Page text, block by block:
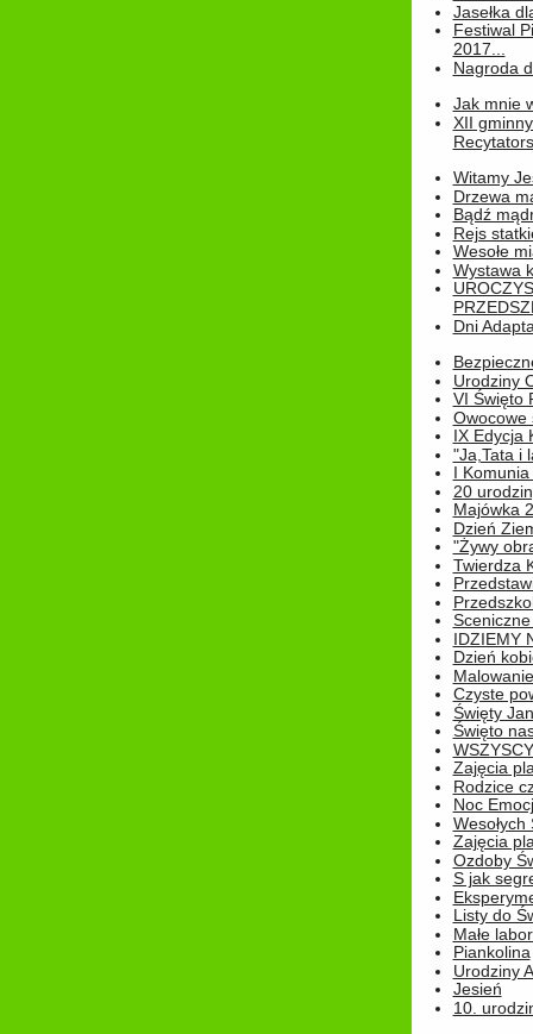
Jasełka
Festiwal
2017...
Nagroda
Jak mnie
XII
Witamy
Drzewa
Bądź
Rejs
Wesołe
Wystawa
Dni
Urodziny
VI Święto
Owocowe
IX Edycja
"Ja,Tata i
I
20
Majówka
Dzień
"Żywy
Twierdza
IDZIEMY
Dzień
Czyste
Święty
Święto
Zajęcia
Rodzice
Noc
Wesołych
Zajęcia
Ozdoby
S jak
Listy do
Małe
Piankolina
Urodziny
Jesień
10.